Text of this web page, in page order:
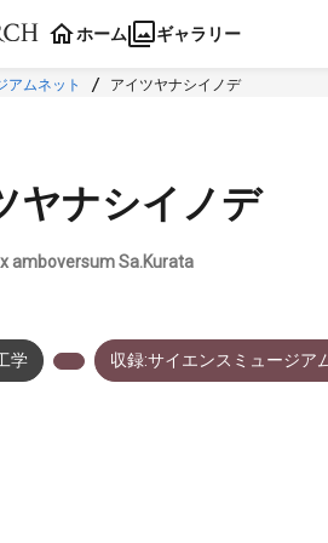
ホーム ギャラリー
アムネット アイツヤナシイノデ
ヤナシイノデ
amboversum Sa.Kurata
学 収録:サイエンスミュージア